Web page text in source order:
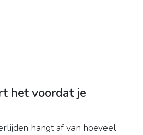
het voordat je
hangt af van hoeveel